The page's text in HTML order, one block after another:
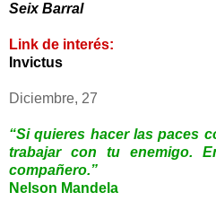
Seix Barral
Link de interés:
Invictus
Diciembre, 27
“Si quieres hacer las paces
trabajar con tu enemigo.
compañero.”
Nelson Mandela